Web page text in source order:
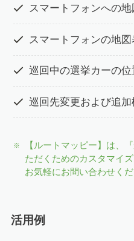
スマートフォンへの
スマートフォンの地
巡回中の選挙カーの
巡回先変更および追加
【ルートマッピー】は、
ただくためのカスタマイ
お気軽にお問い合わせくだ
活用例